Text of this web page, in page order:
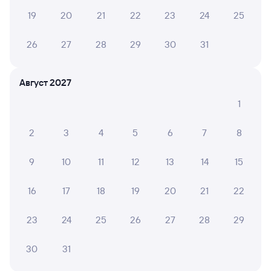
19 20 21 22 23 24 25
26 27 28 29 30 31
Август 2027
1
2 3 4 5 6 7 8
9 10 11 12 13 14 15
16 17 18 19 20 21 22
23 24 25 26 27 28 29
30 31